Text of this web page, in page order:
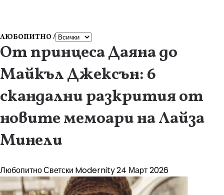
ЛЮБОПИТНО /
От принцеса Даяна до
Майкъл Джексън: 6
скандални разкрития от
новите мемоари на Лайза
Минели
ЛюбопитноСветски Modernity24 Март 2026